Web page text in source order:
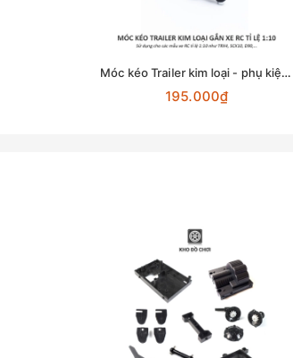
Móc kéo Trailer kim loại - phụ kiện lắp cho xe RC tỉ lệ 1:10
195.000₫